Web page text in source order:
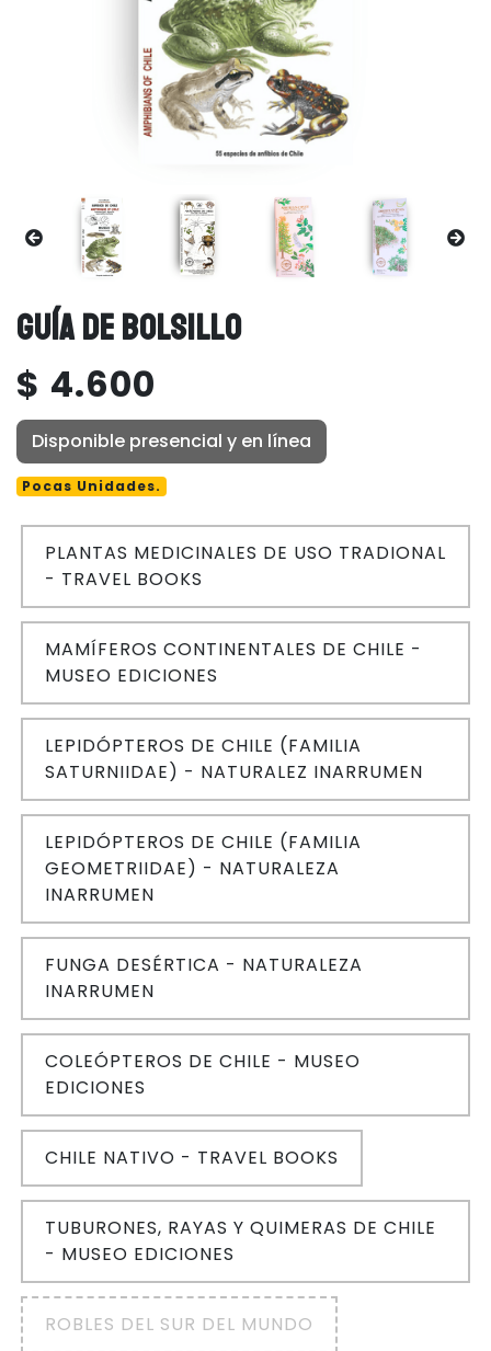
GUÍA DE BOLSILLO
$ 4.600
Disponible presencial y en línea
Pocas Unidades.
PLANTAS MEDICINALES DE USO TRADIONAL
- TRAVEL BOOKS
MAMÍFEROS CONTINENTALES DE CHILE -
MUSEO EDICIONES
LEPIDÓPTEROS DE CHILE (FAMILIA
SATURNIIDAE) - NATURALEZ INARRUMEN
LEPIDÓPTEROS DE CHILE (FAMILIA
GEOMETRIIDAE) - NATURALEZA
INARRUMEN
FUNGA DESÉRTICA - NATURALEZA
INARRUMEN
COLEÓPTEROS DE CHILE - MUSEO
EDICIONES
CHILE NATIVO - TRAVEL BOOKS
TUBURONES, RAYAS Y QUIMERAS DE CHILE
- MUSEO EDICIONES
ROBLES DEL SUR DEL MUNDO